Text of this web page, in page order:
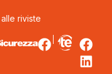
riviste